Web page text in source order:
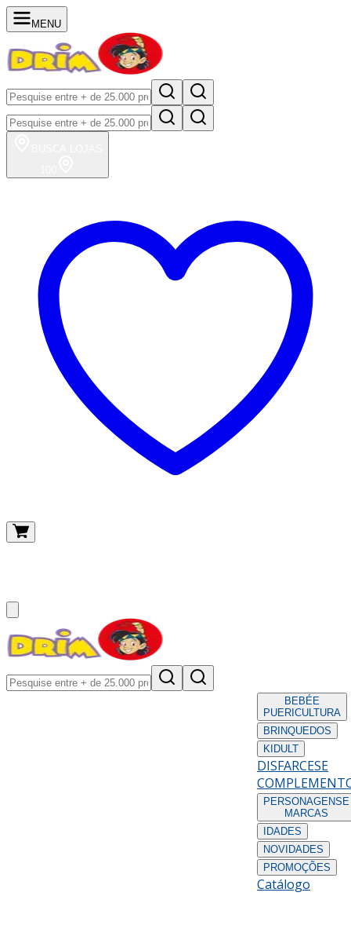
MENU
BEBÉE
PUERICULTURA
BRINQUEDOS
KIDULT
DISFARCESE
PERSONAGENS E
MARCAS
IDADES
NOVIDADES
PROMOÇÕES
Catálogo